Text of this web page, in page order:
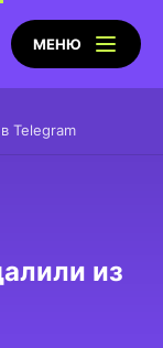
МЕНЮ
Telegram
из